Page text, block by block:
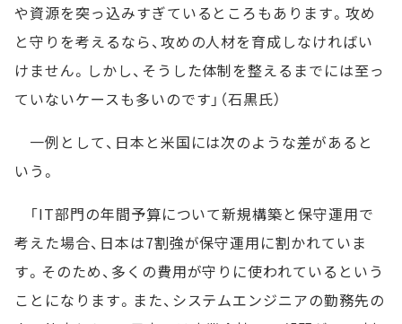
や資源を突っ込みすぎているところもあります。攻め
と守りを考えるなら、攻めの人材を育成しなければい
けません。しかし、そうした体制を整えるまでには至っ
ていないケースも多いのです」（石黒氏）
一例として、日本と米国には次のような差があると
いう。
「IT部門の年間予算について新規構築と保守運用で
考えた場合、日本は7割強が保守運用に割かれていま
す。そのため、多くの費用が守りに使われているという
ことになります。また、システムエンジニアの勤務先の